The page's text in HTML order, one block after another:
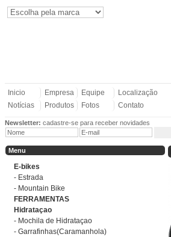
Inicio Empresa Equipe
Localização
Notícias
Produtos Fotos Contato
Newsletter: cadastre-se para receber novidades
Menu
E-bikes
- Estrada
- Mountain Bike
FERRAMENTAS
Hidrataçao
- Mochila de Hidrataçao
- Garrafinhas(Caramanhola)